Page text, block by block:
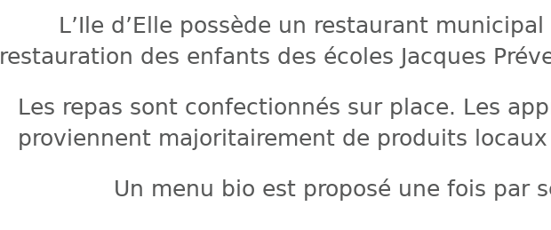
L’Ile d’Elle possède un restaurant
restauration des enfants des écoles Jacques
Les repas sont confectionnés sur place. Les
proviennent majoritairement de produits
Un menu bio est proposé une fois par